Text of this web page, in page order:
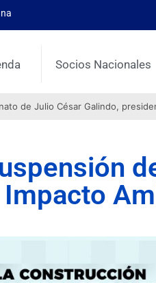
Socios Nacionales
de Julio César Galindo,